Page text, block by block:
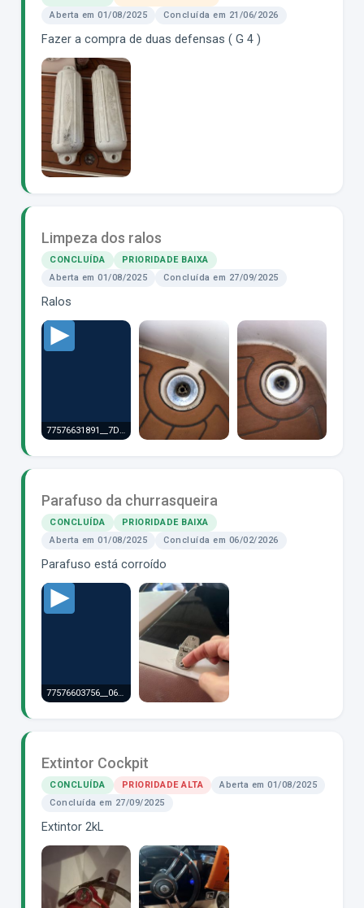
Aberta em 01/08/2025
Concluída em 21/06/2026
Fazer a compra de duas defensas ( G 4 )
Limpeza dos ralos
CONCLUÍDA
PRIORIDADE BAIXA
Aberta em 01/08/2025
Concluída em 27/09/2025
Ralos
77576631891__7DEE2795-1C60-4054-8579-D24D816BCF5F.MOV
Parafuso da churrasqueira
CONCLUÍDA
PRIORIDADE BAIXA
Aberta em 01/08/2025
Concluída em 06/02/2026
Parafuso está corroído
77576603756__06C6B54B-8E2F-47D0-8EB5-DEB3DE9CA09D.MOV
Extintor Cockpit
CONCLUÍDA PRIORIDADE ALTA
Aberta em 01/08/2025
Concluída em 27/09/2025
Extintor 2kL